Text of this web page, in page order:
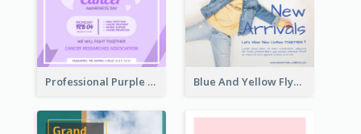
Professional Purple Ribbon And Globe Flyer Design Idea Blue And Yellow Flyer For Children Clothes